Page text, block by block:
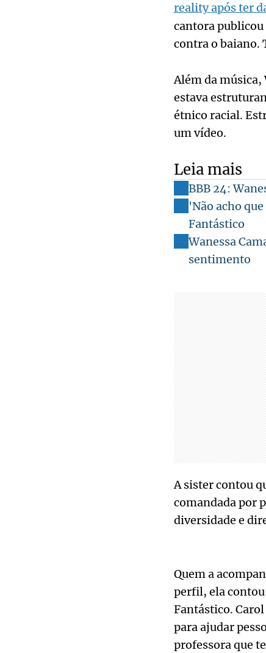
reality após ter
cantora
contra o baiano.
Além da música,
estava
étnico racial.
um vídeo.
Leia mais
BBB 24:
'Não acho
Fantástico
Wanessa
sentimento
A sister contou
comandada por
diversidade e
Quem a
perfil, ela contou
Fantástico.
para ajudar
professora que